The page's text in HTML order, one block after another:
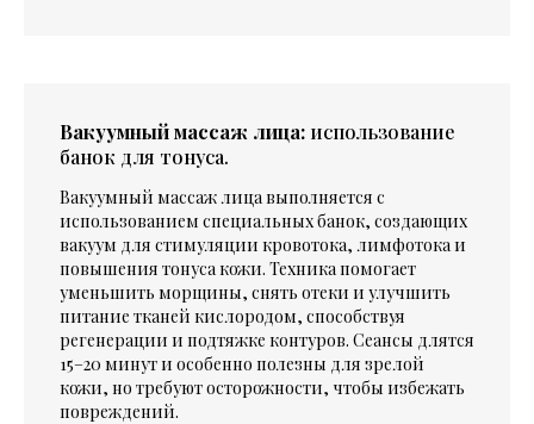
Вакуумный массаж лица: использование
банок для тонуса.
Вакуумный массаж лица выполняется с
использованием специальных банок, создающих
вакуум для стимуляции кровотока, лимфотока и
повышения тонуса кожи. Техника помогает
уменьшить морщины, снять отеки и улучшить
питание тканей кислородом, способствуя
регенерации и подтяжке контуров. Сеансы длятся
15–20 минут и особенно полезны для зрелой
кожи, но требуют осторожности, чтобы избежать
повреждений.